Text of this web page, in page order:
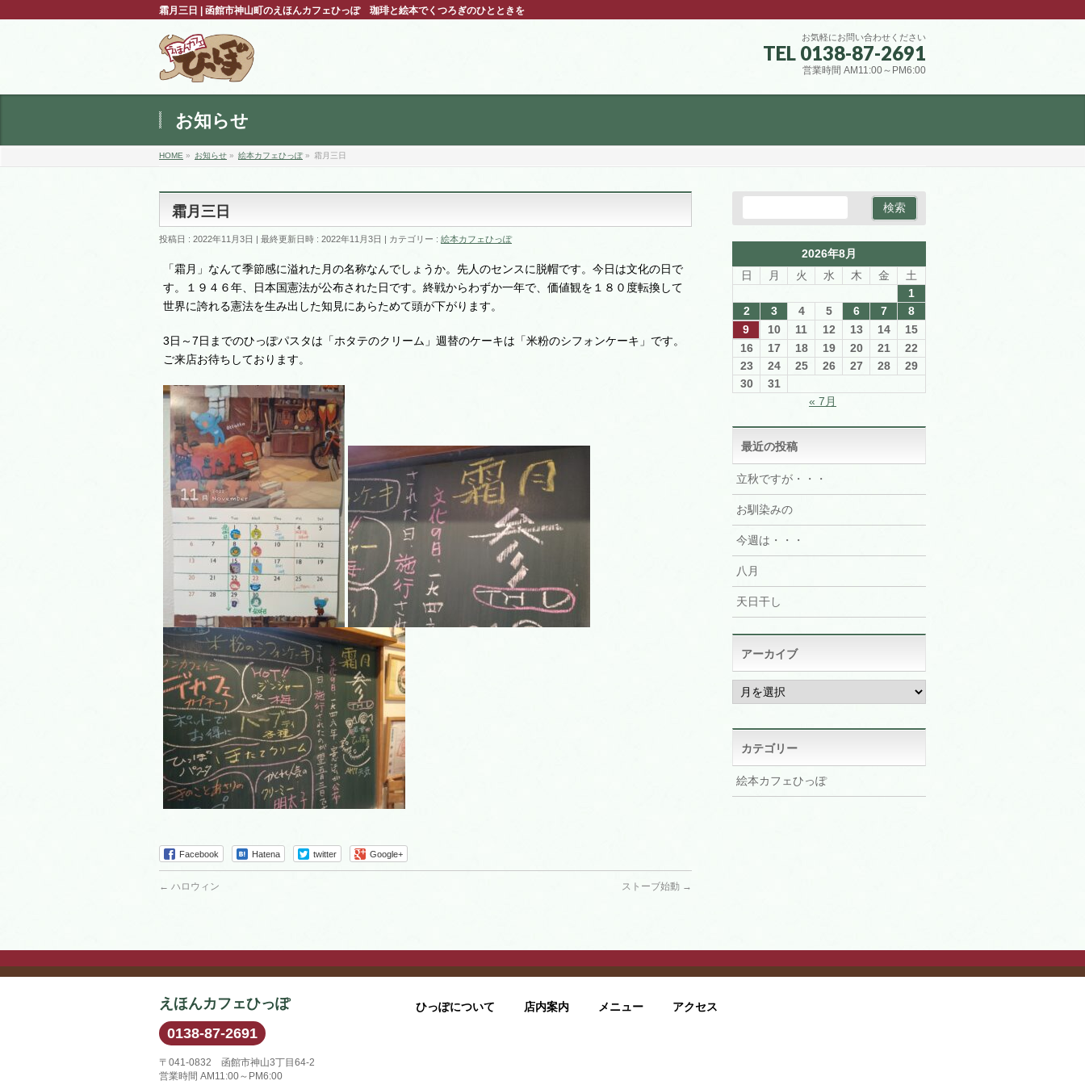
霜月三日 | 函館市神山町のえほんカフェひっぽ 珈琲と絵本でくつろぎのひとときを
お気軽にお問い合わせください
TEL 0138-87-2691
営業時間 AM11:00～PM6:00
お知らせ
HOME » お知らせ » 絵本カフェひっぽ» 霜月三日
霜月三日
投稿日 : 2022年11月3日 最終更新日時 : 2022年11月3日 カテゴリー : 絵本カフェひっぽ
「霜月」なんて季節感に溢れた月の名称なんでしょうか。先人のセンスに脱帽です。今日は文化の日で
す。１９４６年、日本国憲法が公布された日です。終戦からわずか一年で、価値観を１８０度転換して
世界に誇れる憲法を生み出した知見にあらためて頭が下がります。
3日～7日までのひっぽパスタは「ホタテのクリーム」週替のケーキは「米粉のシフォンケーキ」です。
ご来店お待ちしております。
Facebook Hatena twitter Google+
← ハロウィン ストーブ始動 →
2026年8月
日
月 火 水 木 金
土
1
2
3 4 5 6 7
8
9
10 11 12 13 14
15
16
17 18 19 20 21
22
23
24 25 26 27 28
29
30
31
« 7月
最近の投稿
立秋ですが・・・
お馴染みの
今週は・・・
八月
天日干し
アーカイブ
ア
ー
イ
ブカテゴリー
絵本カフェひっぽ
えほんカフェひっぽ
0138-87-2691
〒041-0832 函館市神山3丁目64-2
営業時間 AM11:00～PM6:00
ひっぽについて 店内案内 メニュー アクセス